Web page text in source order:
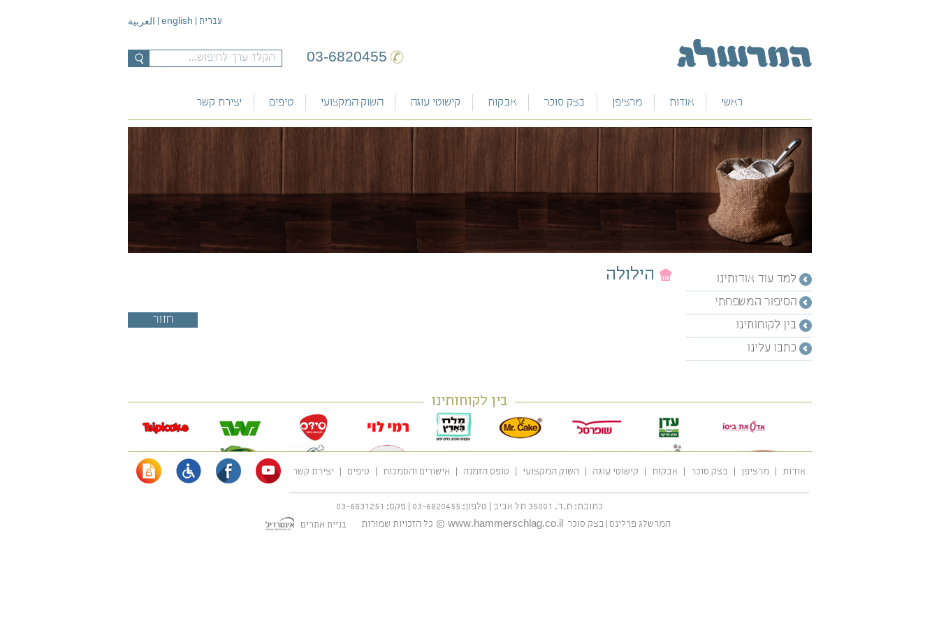
עברית english العربية
03-6820455
ראשי אודות
למד עוד אודותינו
כתבו עלינו
מרציפן בצק סוכר אבקות
מרנג
קישוטי עוגה
טיפטופים
השוק המקצועי טיפים
רעיונות ליצירה
יצירת קשר
למד עוד אודותינו
הסיפור המשפחתי
בין לקוחותינו
כתבו עלינו
הילולה
בין לקוחותינו
אודות מרציפן בצק סוכר אבקות קישוטי עוגה השוק המקצועי טופס הזמנה אישורים והסמכות טיפים יצירת קשר
כתובת: ת.ד. 35001 תל אביב טלפון: 03-6820455 פקס: 03-6831251
המרשלג פרלינס
בצק סוכר www.hammerschlag.co.il
© כל הזכויות שמורות בניית אתרים